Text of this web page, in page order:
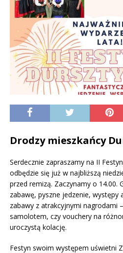
Drodzy mieszkańcy
Serdecznie zapraszamy na II
odbędzie się już w najbliższą
przed remizą. Zaczynamy o 14.00.
zabawę, pyszne jedzenie, występy
zabawy z atrakcyjnymi nagrodami
samolotem, czy vouchery na
uroczystą kolację.
Festyn swoim występem uświetni